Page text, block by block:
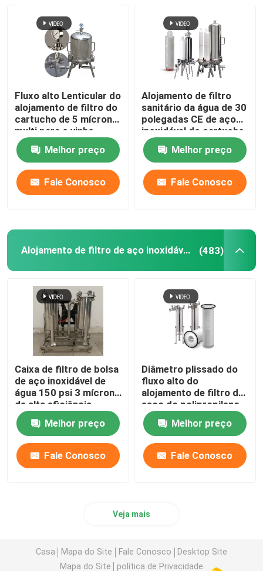
Fluxo alto Lenticular do
alojamento de filtro do
cartucho de 5 mícrons
multi para o vinho
Melhor preço
Fale Conosco
Alojamento de filtro
sanitário da água de 30
polegadas CE de aço
inoxidável do cartucho
de 20 polegadas
Melhor preço
Fale Conosco
Alojamento de filtro de aço inoxidável do saco (483)
Caixa de filtro de bolsa
de aço inoxidável de
água 150 psi 3 mícrons
de alta eficiência
Melhor preço
Fale Conosco
Diâmetro plissado do
fluxo alto do
alojamento de filtro do
saco do polipropileno
grande
Melhor preço
Fale Conosco
Veja mais
Casa Mapa do Site Fale Conosco
Desktop Site
Mapa do Site
política de Privacidade